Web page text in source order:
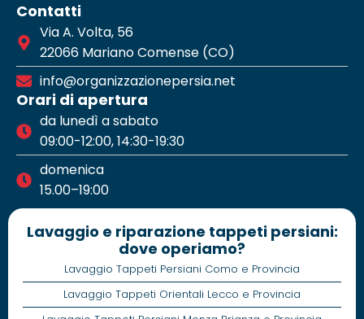
Contatti
Via A. Volta, 56
22066 Mariano Comense (CO)
info@organizzazionepersia.net
Orari di apertura
da lunedì a sabato
09:00-12:00, 14:30-19:30
domenica
15.00–19:00
Lavaggio e riparazione tappeti persiani:
dove operiamo?
Lavaggio Tappeti Persiani Como e Provincia
Lavaggio Tappeti Orientali Lecco e Provincia